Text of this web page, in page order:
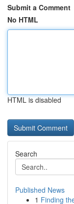
Submit a Comment
No HTML
HTML is disabled
Search
Published News
1 Finding